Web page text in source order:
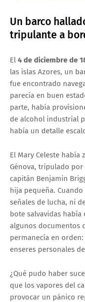
Un barco
tripulante a
El 4 de diciembre de
las islas Azores, un
fue encontrado
parecía en buen
parte, había
de alcohol industrial
había un detalle
El Mary Celeste había
Génova, tripulado
capitán Benjamin
hija pequeña.
señales de lucha, ni
bote salvavidas había
algunos documentos
permanecía en
enseres personales
¿Qué pudo haber
que los vapores del
provocar un pánico